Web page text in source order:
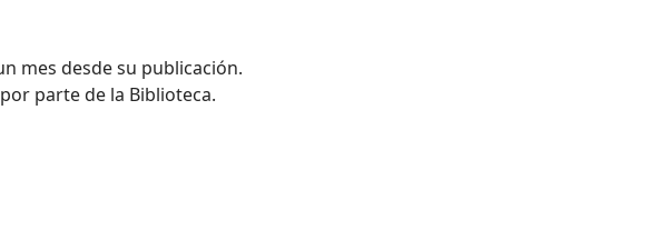
mes desde su publicación.
parte de la Biblioteca.